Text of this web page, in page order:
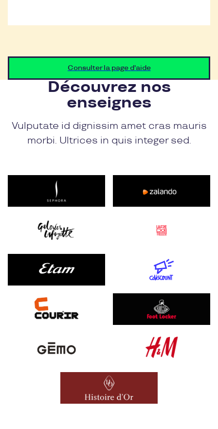
Consulter la page d'aide
Découvrez nos
enseignes
Vulputate id dignissim amet cras mauris
morbi. Ultrices in quis integer sed.